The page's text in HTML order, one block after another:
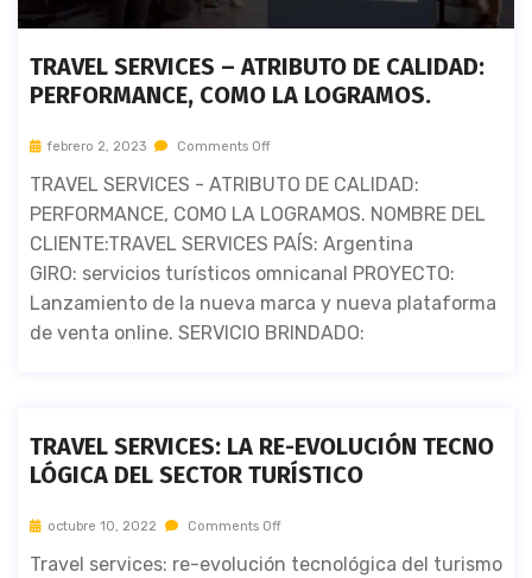
TRAVEL SERVICES – ATRIBUTO DE CALIDAD:
PERFORMANCE, COMO LA LOGRAMOS.
febrero 2, 2023 Comments Off
TRAVEL SERVICES - ATRIBUTO DE CALIDAD:
PERFORMANCE, COMO LA LOGRAMOS. NOMBRE DEL
CLIENTE:TRAVEL SERVICES PAÍS: Argentina
GIRO: servicios turísticos omnicanal PROYECTO:
Lanzamiento de la nueva marca y nueva plataforma
de venta online. SERVICIO BRINDADO:
TRAVEL SERVICES: LA RE-EVOLUCIÓN TECNO
LÓGICA DEL SECTOR TURÍSTICO
octubre 10, 2022 Comments Off
Travel services: re-evolución tecnológica del turismo